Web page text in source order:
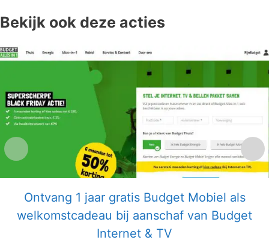
Bekijk ook deze acties
Ontvang 1 jaar gratis Budget Mobiel als
welkomstcadeau bij aanschaf van Budget
Internet & TV